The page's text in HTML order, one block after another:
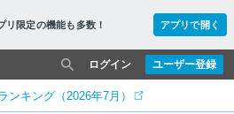
リ限定の機能も多数！ アプリで開く
ユーザー登録
ログイン
ンキング（2026年7月）